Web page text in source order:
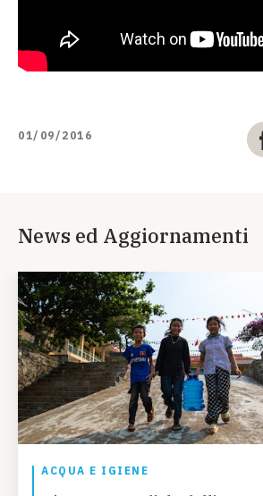
01/09/2016
News ed Aggiornamenti
ACQUA E IGIENE